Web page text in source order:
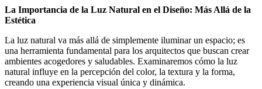
La Importancia de la Luz Natural en el Diseño: Más Allá de la
Estética
La luz natural va más allá de simplemente iluminar un espacio; es
una herramienta fundamental para los arquitectos que buscan crear
ambientes acogedores y saludables. Examinaremos cómo la luz
natural influye en la percepción del color, la textura y la forma,
creando una experiencia visual única y dinámica.